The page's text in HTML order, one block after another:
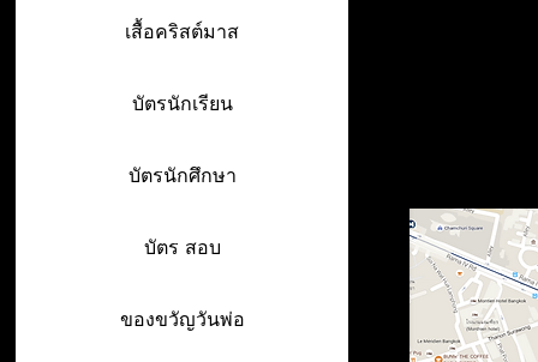
เสื้อคริสต์มาส
บัตรนักเรียน
บัตรนักศึกษา
บัตร สอบ
ของขวัญวันพ่อ